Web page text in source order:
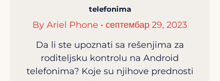
telefonima
By Ariel Phone
септембар 29, 2023
Da li ste upoznati sa rešenjima za
roditeljsku kontrolu na Android
telefonima? Koje su njihove prednosti